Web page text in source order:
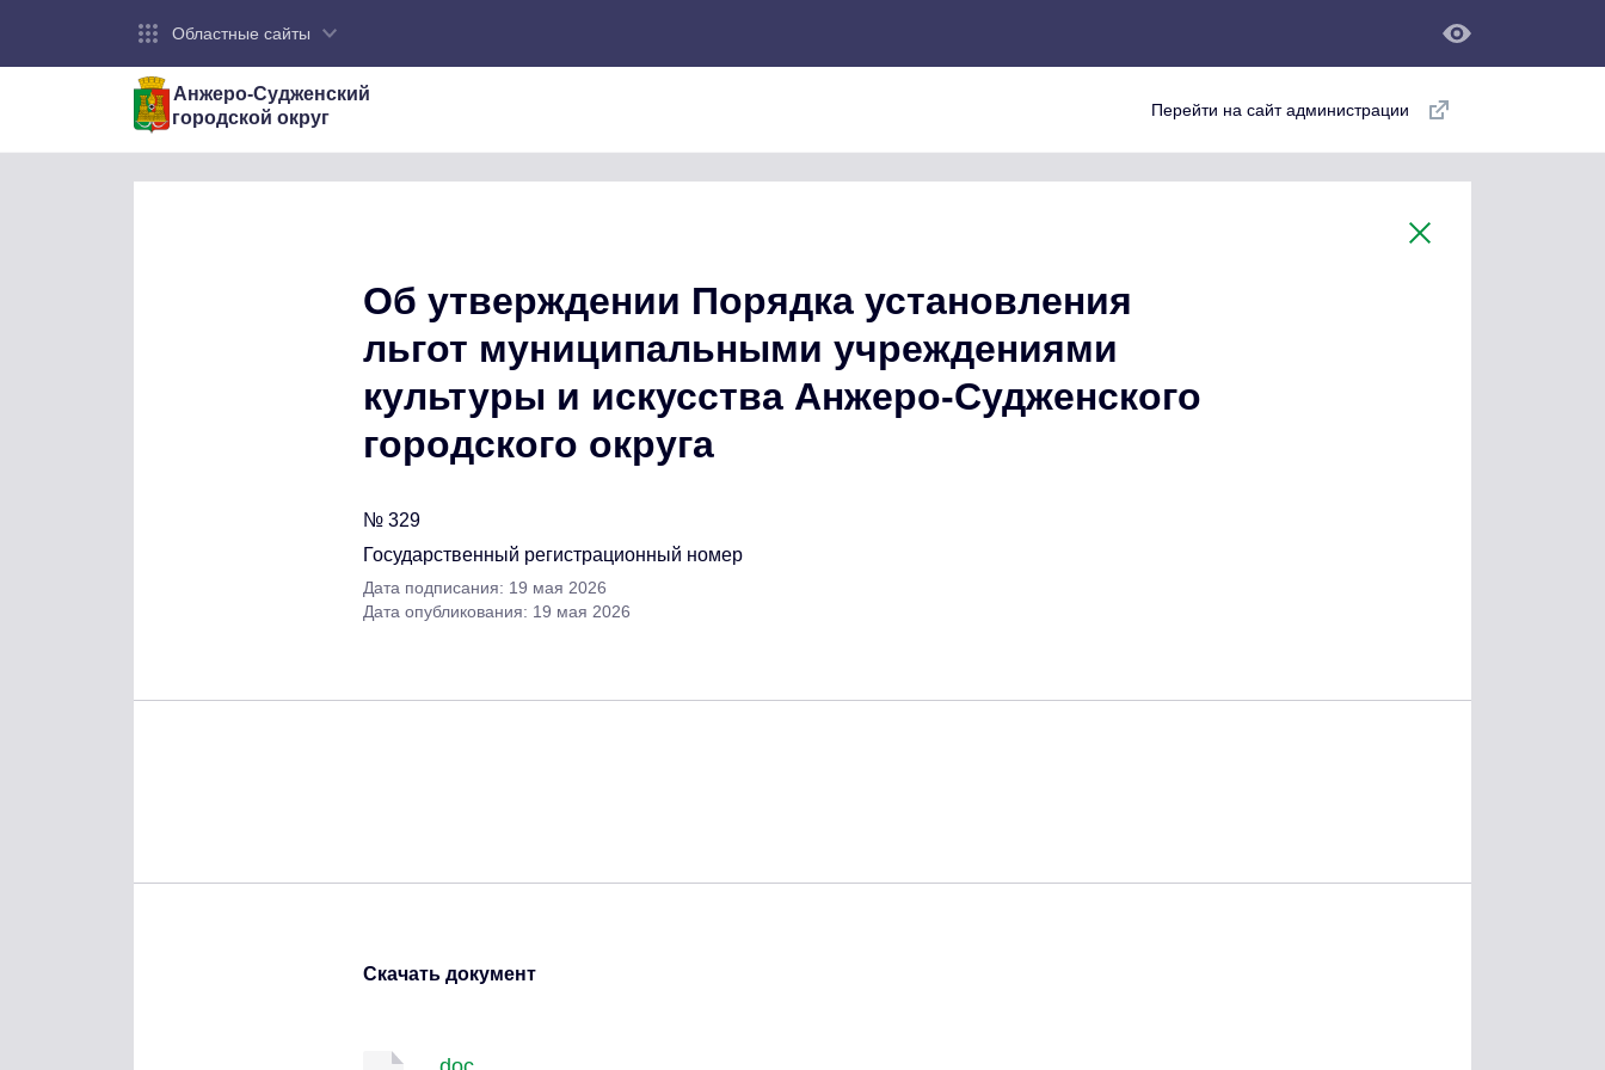
Областные сайты
Анжеро-Судженский
городской округ
Перейти на сайт администрации
Об утверждении Порядка установления
льгот муниципальными учреждениями
культуры и искусства Анжеро-Судженского
городского округа
№ 329
Государственный регистрационный номер
Дата подписания: 19 мая 2026
Дата опубликования: 19 мая 2026
Скачать документ